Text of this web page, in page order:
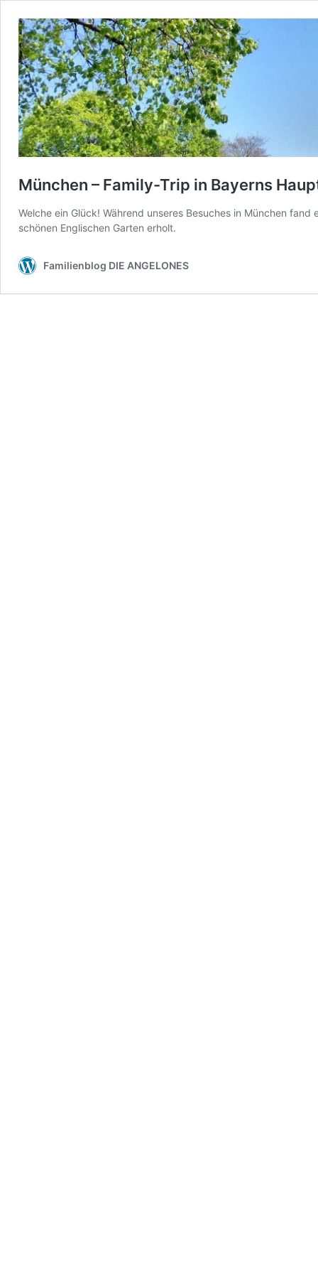
München – Family-Trip in Bayerns
Welche ein Glück! Während unseres Besuches in München
schönen Englischen Garten erholt.
Familienblog DIE ANGELONES